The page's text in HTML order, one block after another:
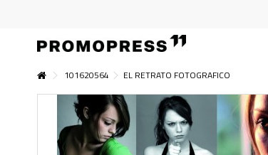
101620564 EL RETRATO FOTOGRAFICO